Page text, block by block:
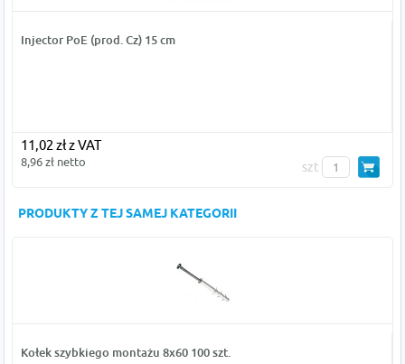
Injector PoE (prod. Cz) 15 cm
11,02 zł z VAT
8,96 zł netto szt
PRODUKTY Z TEJ SAMEJ KATEGORII
Kołek szybkiego montażu 8x60 100 szt.